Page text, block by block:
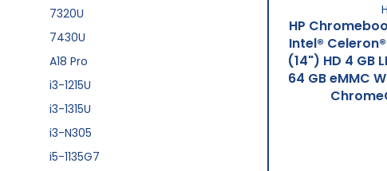
HP
Intel®
(14") HD 4 GB
64 GB eMMC
7320U
7430U
A18 Pro
i3-1215U
i3-1315U
i3-N305
i5-1135G7